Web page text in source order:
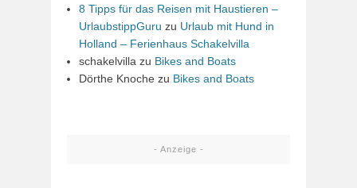
8 Tipps für das Reisen mit Haustieren –
UrlaubstippGuru zu Urlaub mit Hund in
Holland – Ferienhaus Schakelvilla
schakelvilla zu Bikes and Boats
Dörthe Knoche zu Bikes and Boats
- Anzeige -